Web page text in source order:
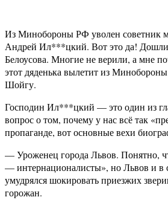
Из Минобороны РФ уволен советник
Андрей Ил***цкий. Вот это да!
Белоусова. Многие не верили, а мне
этот дяденька вылетит из Минобороны
Шойгу.
Господин Ил***цкий — это один из
вопрос о том, почему у нас всё так
пропаганде, вот основные вехи
— Уроженец города Львов. Понятно,
— интернационалисты», но Львов и в
умудрялся шокировать приезжих
горожан.